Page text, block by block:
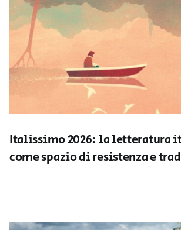
Italissimo 2026: la letteratura
come spazio di resistenza e